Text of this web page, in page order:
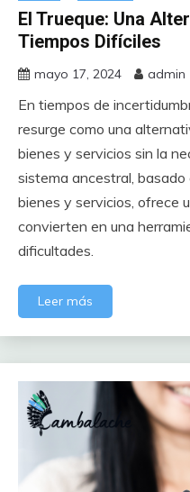
El Trueque: Una
Tiempos Difíciles
mayo 17, 2024 admin
En tiempos de
resurge como una
bienes y servicios sin la
sistema ancestral,
bienes y servicios, ofrece
convierten en una
dificultades.
Leer más